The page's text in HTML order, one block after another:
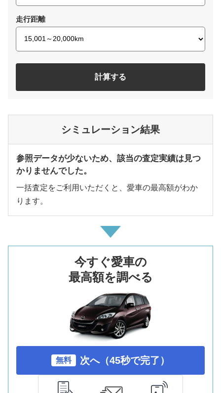
走行距離
計算する
シミュレーション結果
参照データが少ないため、該当の査定実績は見つ
かりませんでした。
一括査定をご利用いただくと、愛車の最高額がわか
ります。
今すぐ愛車の
最高額を調べる
無料 次へ（45秒で完了）